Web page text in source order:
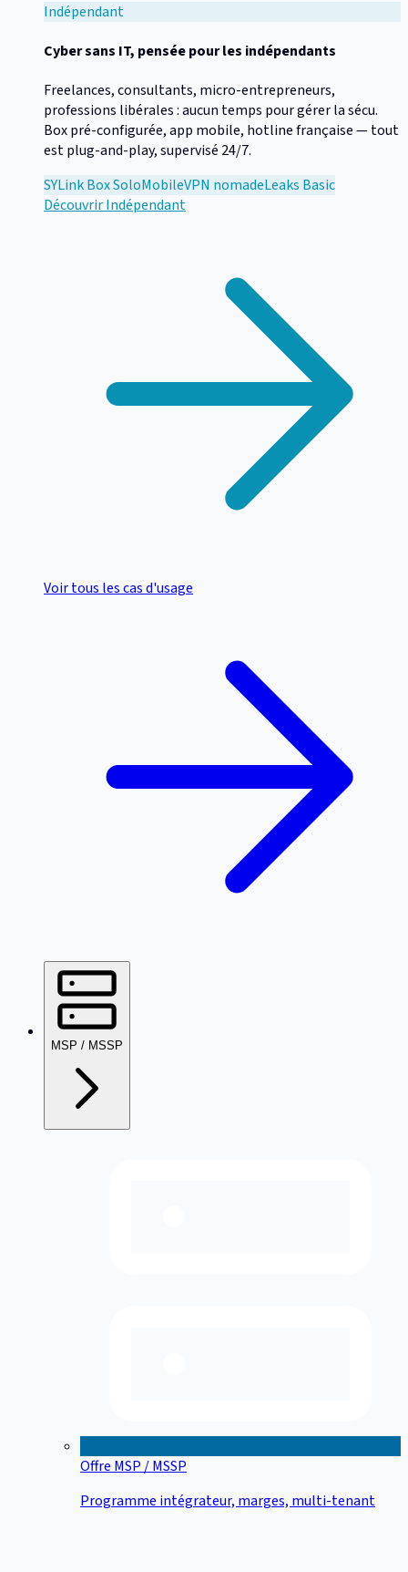
Indépendant
Cyber sans IT, pensée pour les indépendants
Freelances, consultants, micro-entrepreneurs,
professions libérales : aucun temps pour gérer la sécu.
Box pré-configurée, app mobile, hotline française — tout
est plug-and-play, supervisé 24/7.
SYLink Box SoloMobileVPN nomadeLeaks Basic
DécouvrirIndépendant
Voir tous les cas d'usage
MSP / MSSP
Offre MSP / MSSP
Programme intégrateur, marges, multi-tenant